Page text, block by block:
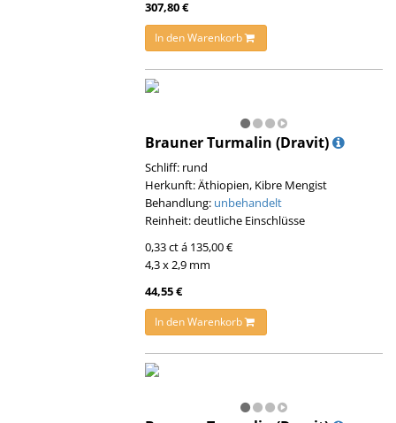
307,80 €
In den Warenkorb
Brauner Turmalin (Dravit)
Schliff: rund
Herkunft: Äthiopien, Kibre Mengist
Behandlung: unbehandelt
Reinheit: deutliche Einschlüsse
0,33 ct á 135,00 €
4,3 x 2,9 mm
44,55 €
In den Warenkorb